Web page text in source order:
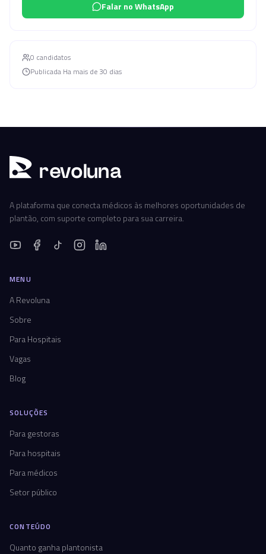
Falar no WhatsApp
0 candidatos
Publicada Ha mais de 30 dias
revoluna
A plataforma que conecta médicos às melhores oportunidades de
plantão, com suporte completo para sua carreira.
MENU
A Revoluna
Sobre
Para Hospitais
Vagas
Blog
SOLUÇÕES
Para gestoras
Para hospitais
Para médicos
Setor público
CONTEÚDO
Quanto ganha plantonista